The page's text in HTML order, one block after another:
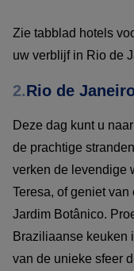
Zie tabblad hotels
uw verblijf in Rio de
2.Rio de
Deze dag kunt u
de prachtige
verken de levendige
Teresa, of geniet
Jardim Botânico.
Braziliaanse keuken
van de unieke sfeer